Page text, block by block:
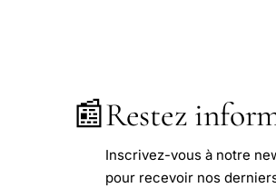
📰Restez
Inscrivez-vous à notre
pour recevoir nos